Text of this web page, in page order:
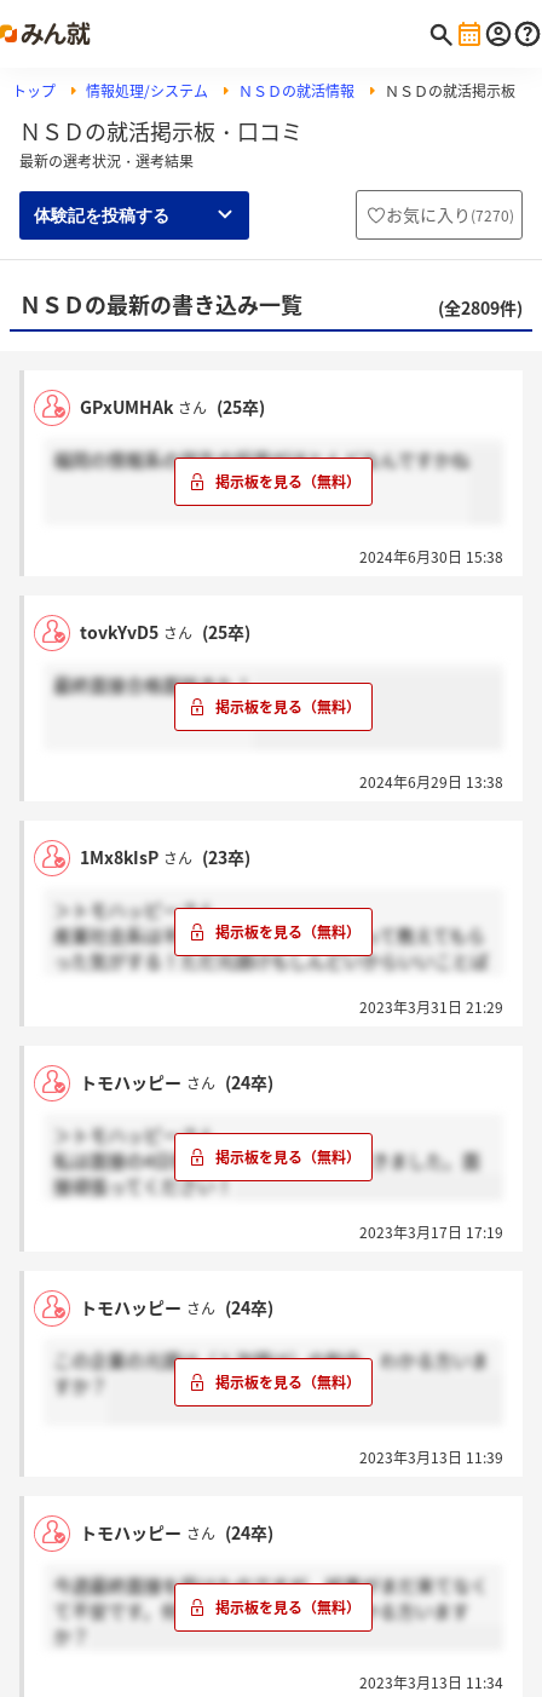
トップ 情報処理/システム ＮＳＤの就活情報 ＮＳＤの就活掲示板
ＮＳＤの就活掲示板・口コミ
最新の選考状況・選考結果
体験記を投稿する お気に入り (7270)
ＮＳＤの最新の書き込み一覧 (全2809件)
GPxUMHAk さん (25卒)
福岡の情報系の学生の採用がほとんどなんですかね
2024年6月30日 15:38
tovkYvD5 さん (25卒)
最終面接合格面談きた！
2024年6月29日 13:38
1Mx8kIsP さん (23卒)
＞トモハッピーさん
産業社会系は半々、金融は20%ぐらいって教えてもら
った気がする！ただ元請けもしんどいからいいことば
2023年3月31日 21:29
トモハッピー さん (24卒)
＞トモハッピーさん
私は面接の4日後に合格の電話をいただきました。面
接頑張ってください！
2023年3月17日 17:19
トモハッピー さん (24卒)
この企業の元請け（１次請け）の割合、わかる方いま
すか？
2023年3月13日 11:39
トモハッピー さん (24卒)
今週最終面接を受けたのですが、結果がまだ来てなく
て不安です。何日後に結果が来るかわかる方います
か？
2023年3月13日 11:34